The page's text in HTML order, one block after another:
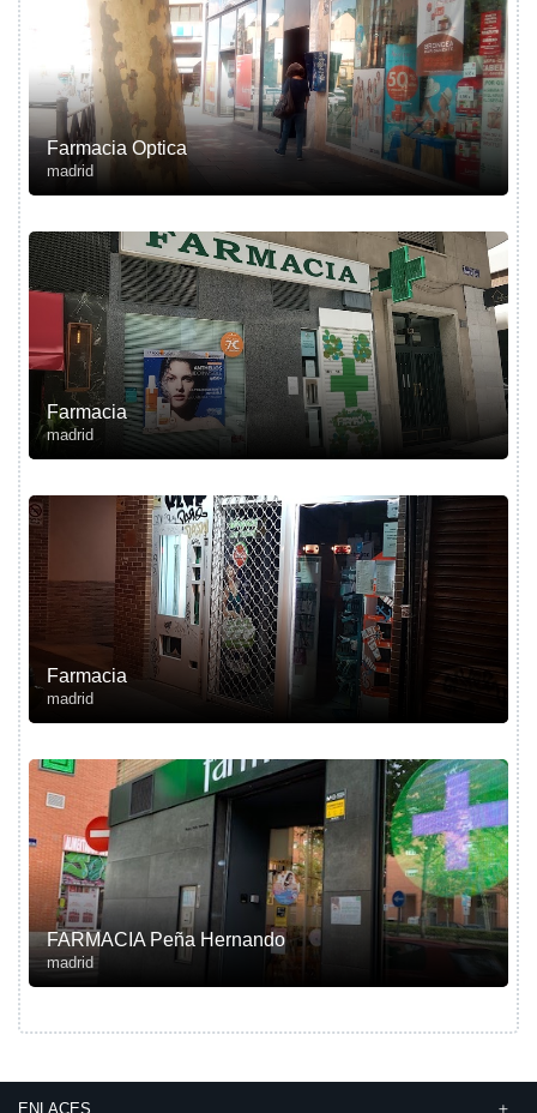
Farmacia Optica
madrid
Farmacia
madrid
Farmacia
madrid
FARMACIA Peña Hernando
madrid
ENLACES